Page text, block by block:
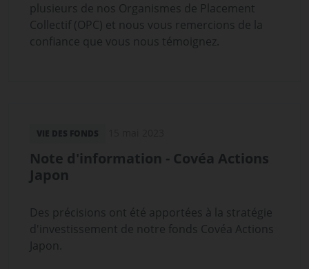
plusieurs de nos Organismes de Placement
Collectif (OPC) et nous vous remercions de la
confiance que vous nous témoignez.
VIE DES FONDS
Note d'information - Covéa Actions
Japon
Des précisions ont été apportées à la stratégie
d'investissement de notre fonds Covéa Actions
Japon.